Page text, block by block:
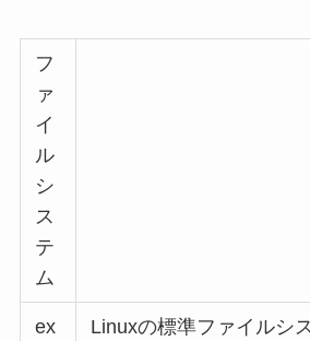
フ
ァ
イ
ル
シ
ス
テ
ム
ex
Linuxの標準ファイルシ